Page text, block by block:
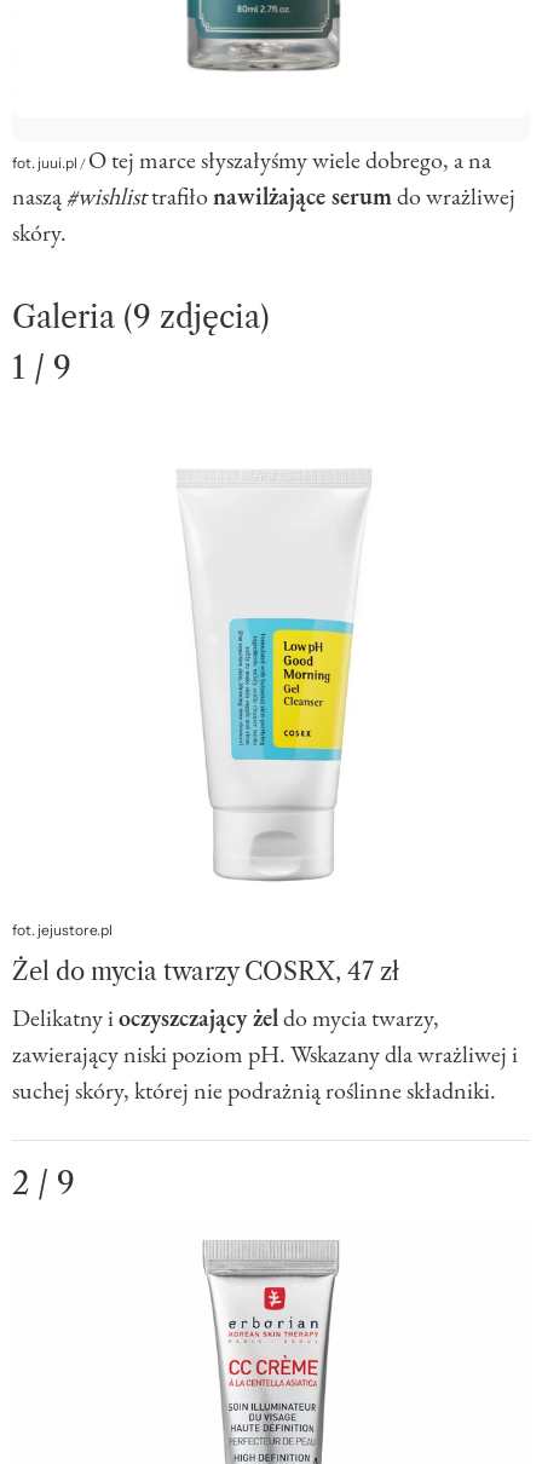
fot. juui.pl/O tej marce słyszałyśmy wiele dobrego, a na
naszą#wishlisttrafiłonawilżające serumdo wrażliwej
skóry.
Galeria (9 zdjęcia)
1 / 9
fot. jejustore.pl
Żel do mycia twarzy COSRX, 47 zł
Delikatny ioczyszczający żeldo mycia twarzy,
zawierający niski poziom pH. Wskazany dla wrażliwej i
suchej skóry, której nie podrażnią roślinne składniki.
2 / 9